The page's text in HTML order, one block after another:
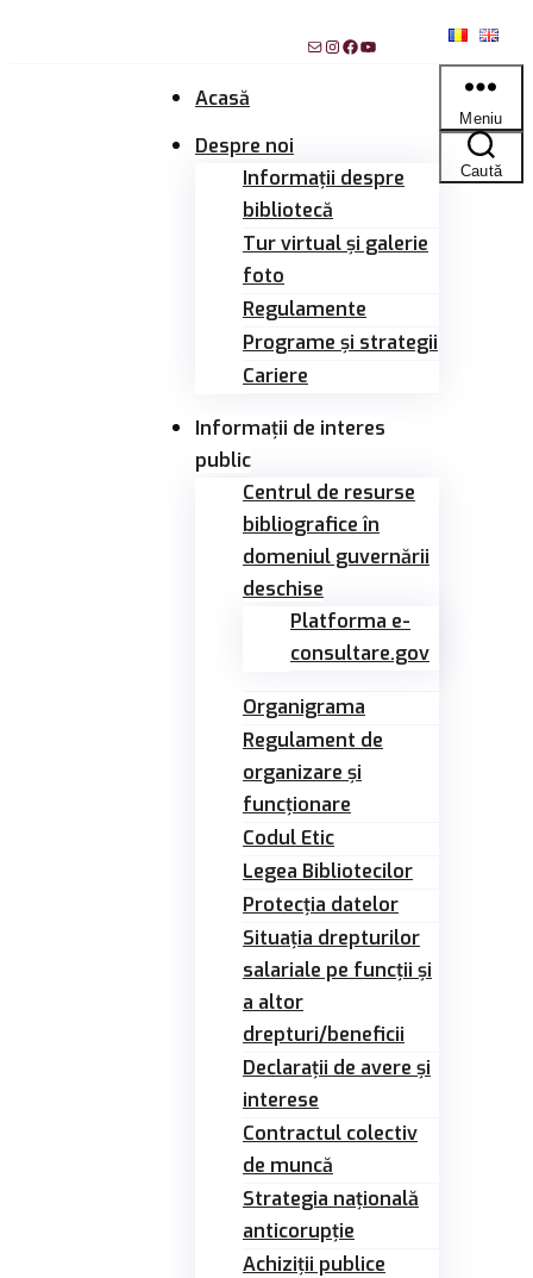
MailInstagram
Facebook
YouTube
Acasă
Despre noi
Informații despre
bibliotecă
Tur virtual și galerie
foto
Regulamente
Programe și strategii
Cariere
Informații de interes
public
Centrul de resurse
bibliografice în
domeniul guvernării
deschise
Platforma e-
consultare.gov
Organigrama
Regulament de
organizare și
funcționare
Codul Etic
Legea Bibliotecilor
Protecția datelor
Situația drepturilor
salariale pe funcții și
a altor
drepturi/beneficii
Declarații de avere și
interese
Contractul colectiv
de muncă
Strategia națională
anticorupție
Achiziții publice
Meniu
Caută